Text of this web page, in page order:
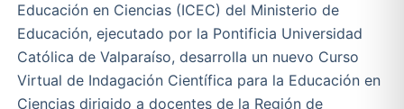
Educación en Ciencias (ICEC) del Ministerio de
Educación, ejecutado por la Pontificia Universidad
Católica de Valparaíso, desarrolla un nuevo Curso
Virtual de Indagación Científica para la Educación en
Ciencias dirigido a docentes de la Región de